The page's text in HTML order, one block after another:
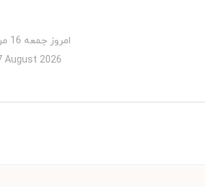
امروز جمعه 16 مرداد 1405
August 2026